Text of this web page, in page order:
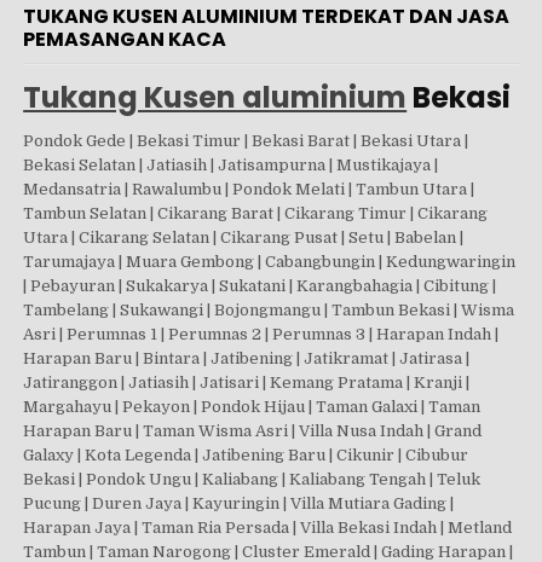
TUKANG KUSEN ALUMINIUM TERDEKAT DAN JASA
PEMASANGAN KACA
Tukang Kusen aluminium Bekasi
Pondok Gede | Bekasi Timur | Bekasi Barat | Bekasi Utara |
Bekasi Selatan | Jatiasih | Jatisampurna | Mustikajaya |
Medansatria | Rawalumbu | Pondok Melati | Tambun Utara |
Tambun Selatan | Cikarang Barat | Cikarang Timur | Cikarang
Utara | Cikarang Selatan | Cikarang Pusat | Setu | Babelan |
Tarumajaya | Muara Gembong | Cabangbungin | Kedungwaringin
| Pebayuran | Sukakarya | Sukatani | Karangbahagia | Cibitung |
Tambelang | Sukawangi | Bojongmangu | Tambun Bekasi | Wisma
Asri | Perumnas 1 | Perumnas 2 | Perumnas 3 | Harapan Indah |
Harapan Baru | Bintara | Jatibening | Jatikramat | Jatirasa |
Jatiranggon | Jatiasih | Jatisari | Kemang Pratama | Kranji |
Margahayu | Pekayon | Pondok Hijau | Taman Galaxi | Taman
Harapan Baru | Taman Wisma Asri | Villa Nusa Indah | Grand
Galaxy | Kota Legenda | Jatibening Baru | Cikunir | Cibubur
Bekasi | Pondok Ungu | Kaliabang | Kaliabang Tengah | Teluk
Pucung | Duren Jaya | Kayuringin | Villa Mutiara Gading |
Harapan Jaya | Taman Ria Persada | Villa Bekasi Indah | Metland
Tambun | Taman Narogong | Cluster Emerald | Gading Harapan |